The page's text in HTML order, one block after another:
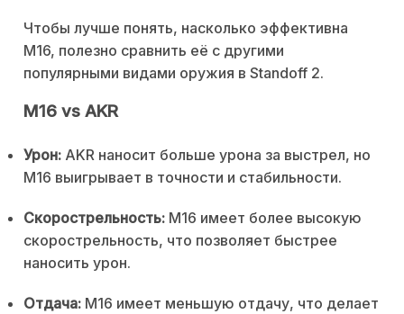
Чтобы лучше понять, насколько эффективна
M16, полезно сравнить её с другими
популярными видами оружия в Standoff 2.
M16 vs AKR
Урон: AKR наносит больше урона за выстрел, но
M16 выигрывает в точности и стабильности.
Скорострельность: M16 имеет более высокую
скорострельность, что позволяет быстрее
наносить урон.
Отдача: M16 имеет меньшую отдачу, что делает